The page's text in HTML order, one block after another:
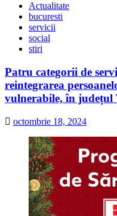
Actualitate
bucuresti
servicii
social
stiri
Patru categorii de
reintegrarea
vulnerabile, în județul
octombrie 18, 2024